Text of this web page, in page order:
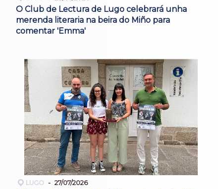
O Club de Lectura de Lugo celebrará unha
merenda literaria na beira do Miño para
comentar 'Emma'
LUGO 27/07/2026